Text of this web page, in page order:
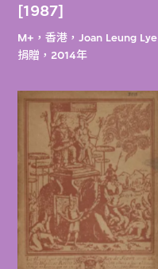
[1987]
M+，香港，Joan Leung Lye
捐贈，2014年